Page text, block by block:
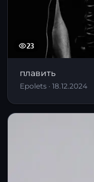
23
плавить
Epolets · 18.12.2024